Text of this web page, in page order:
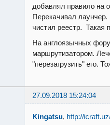
добавлял правило на
Перекачивал
чистил реестр. Такая
На англоязычных
маршрутизатором.
"перезагрузить" его.
27.09.2018 15:24:04
Kingatsu, http://